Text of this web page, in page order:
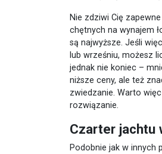
Nie zdziwi Cię
chętnych na wynajem
są najwyższe. Jeśli
lub wrześniu, możesz
jednak nie koniec –
niższe ceny, ale też
zwiedzanie. Warto
rozwiązanie.
Czarter jachtu
Podobnie jak w innych